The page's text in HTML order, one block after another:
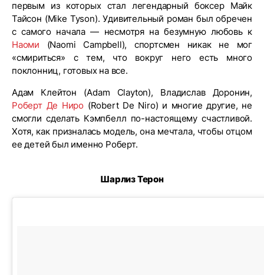
первым из которых стал легендарный боксер Майк
Тайсон (Mike Tyson). Удивительный роман был обречен
с самого начала — несмотря на безумную любовь к
Наоми (Naomi Campbell), спортсмен никак не мог
«смириться» с тем, что вокруг него есть много
поклонниц, готовых на все.
Адам Клейтон (Adam Clayton), Владислав Доронин,
Роберт Де Ниро (Robert De Niro) и многие другие, не
смогли сделать Кэмпбелл по-настоящему счастливой.
Хотя, как призналась модель, она мечтала, чтобы отцом
ее детей был именно Роберт.
Шарлиз Терон